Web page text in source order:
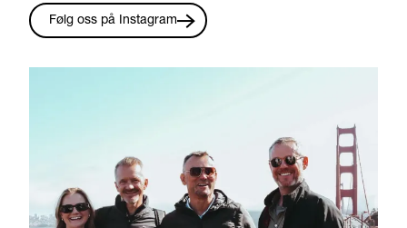
Følg oss på Instagram